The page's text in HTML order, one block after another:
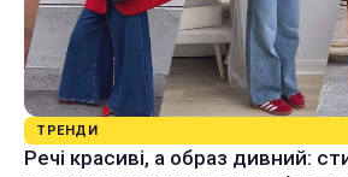
ТРЕНДИ
Речі красиві, а образ дивний: